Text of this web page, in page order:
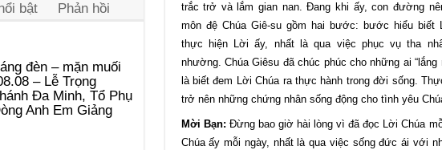
trắc trở và lắm gian nan. Đang khi ấy, con đường
môn đệ Chúa Giê-su gồm hai bước: bước hiểu biết
thực hiện Lời ấy, nhất là qua việc phục vụ tha
nhường. Chúa Giêsu đã chúc phúc cho những ai
là biết đem Lời Chúa ra thực hành trong đời sống.
trở nên những chứng nhân sống động cho tình yêu
Mời Bạn: Đừng bao giờ hài lòng vì đã đọc Lời Chúa
Chúa ấy mỗi ngày, nhất là qua việc sống đức ái với
bật Phản hồi
đèn – mặn muối
– Lễ Trọng
Đa Minh, Tổ Phụ
Anh Em Giảng